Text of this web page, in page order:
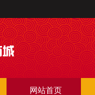
网站首页